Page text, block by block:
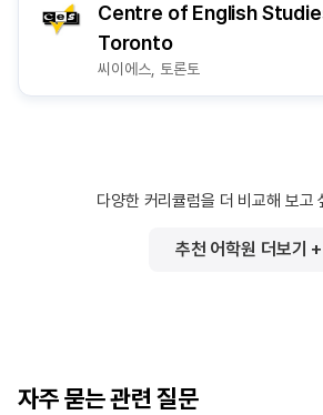
Centre of English
Toronto
씨이에스, 토론토
다양한 커리큘럼을 더 비교해 보고
추천 어학원 더보기 +
자주 묻는 관련 질문